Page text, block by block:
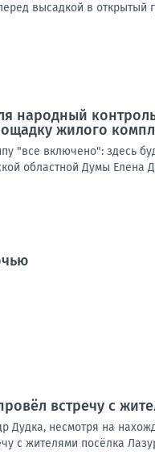
высадкой в открытый
народный
жилого
"все включено": здесь
областной Думы Елена
встречу с
Дудка, несмотря на
с жителями посёлка